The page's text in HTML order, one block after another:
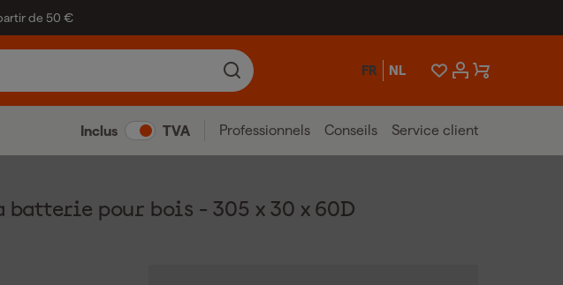
de 50 €
FR NL
Inclus TVA Professionnels Conseils Service client
batterie pour bois - 305 x 30 x 60D